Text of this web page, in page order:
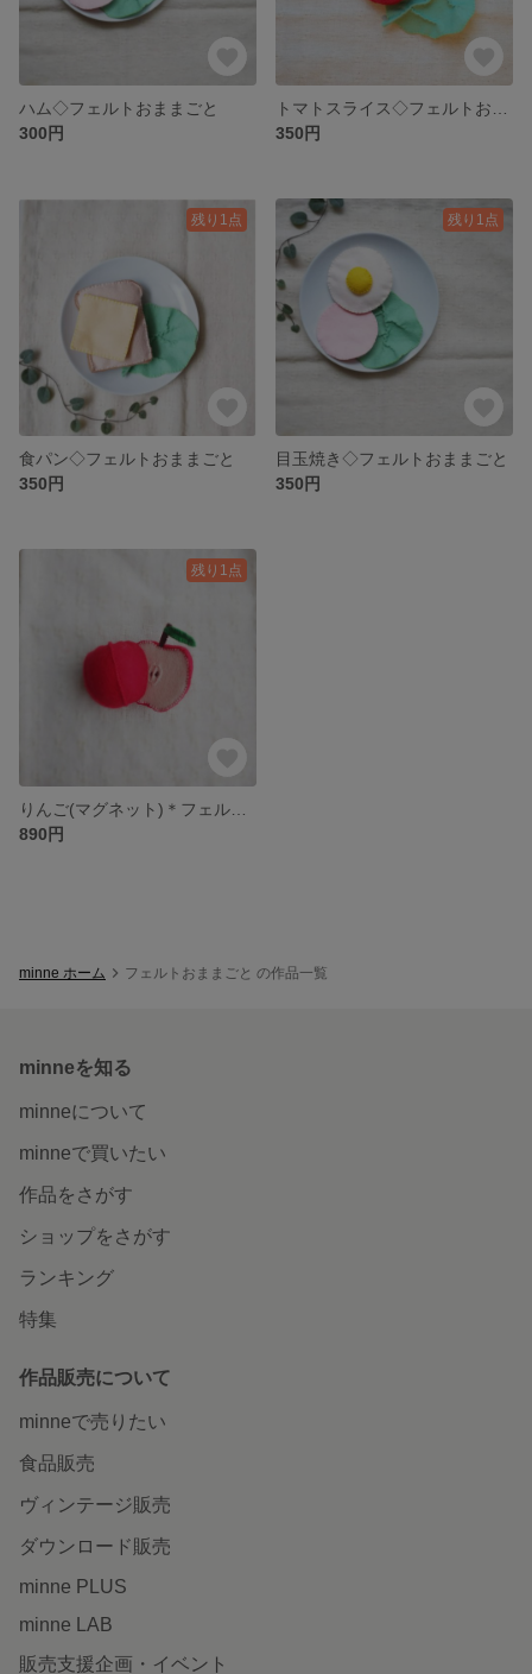
ハム◇フェルトおままごと
300円
350円
残り1点
食パン◇フェルトおままごと
350円
残り1点
目玉焼き◇フェルトおままごと
350円
残り1点
890円
minne ホーム フェルトおままごと の作品一覧
minneを知る
minneについて
minneで買いたい
作品をさがす
ショップをさがす
ランキング
特集
作品販売について
minneで売りたい
食品販売
ヴィンテージ販売
ダウンロード販売
minne PLUS
minne LAB
販売支援企画・イベント